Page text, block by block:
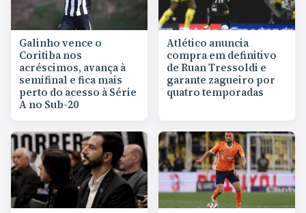
Galinho vence o
Coritiba nos
acréscimos, avança à
semifinal e fica mais
perto do acesso à Série
A no Sub-20
Atlético anuncia
compra em definitivo
de Ruan Tressoldi e
garante zagueiro por
quatro temporadas